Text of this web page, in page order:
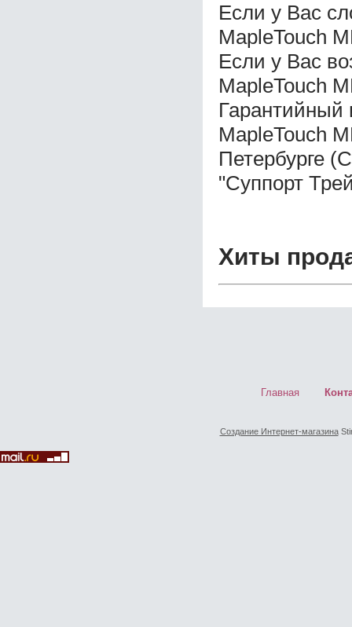
Если у Вас
MapleTouch
Если у Вас
MapleTouch
Гарантийный
MapleTouch
Петербурге
"Суппорт
Хиты
Главная
Создание Интернет-магазина